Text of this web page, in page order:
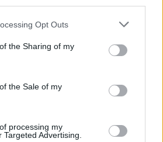
app uses one or more Google
or usage behaviour. You may click to
Google and its third-party tags to
specified purposes in below Google
Opt Outs
the Sharing of my
the Sale of my
processing my
Advertising.
Világjátékának, ahol
több mint 2500
erejét és kitartását. A
vége, hanem egy új fejezet
megyéből idén négy
részt vegyen ezen a különleges,